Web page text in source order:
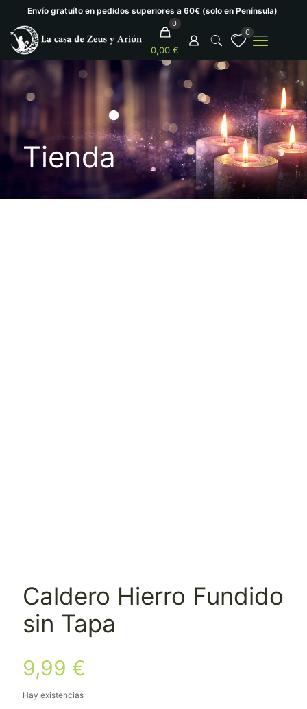
Envío gratuíto en pedidos superiores a 60€ (solo en Península)
0
0,00 €
0
Tienda
Caldero Hierro Fundido
sin Tapa
9,99 €
Hay existencias